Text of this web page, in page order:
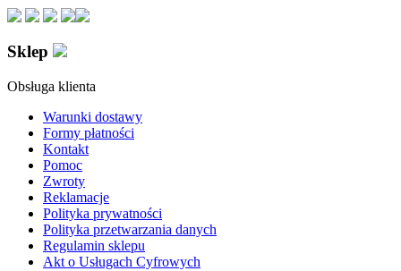
Sklep
Obsługa klienta
Warunki dostawy
Formy płatności
Kontakt
Pomoc
Zwroty
Reklamacje
Polityka prywatności
Polityka przetwarzania danych
Regulamin sklepu
Akt o Usługach Cyfrowych